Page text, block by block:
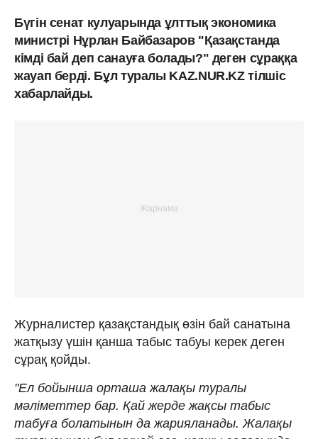
Бүгін сенат кулуарында ұлттық экономика
министрі Нұрлан Байбазаров "Қазақстанда
кімді бай деп санауға болады?" деген сұраққа
жауап берді. Бұл туралы KAZ.NUR.KZ тілшіс
хабарлайды.
Журналистер қазақстандық өзін бай санатына
жатқызу үшін қанша табыс табуы керек деген
сұрақ қойды.
"Ел бойынша орташа жалақы туралы
мәліметтер бар. Қай жерде жақсы табыс
табуға болатынын да жарияланады. Жалақы